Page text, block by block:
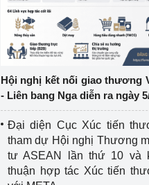
Hội nghị kết nối giao thương
- Liên bang Nga diễn ra ngày
Đại diện Cục Xúc tiến
tham dự Hội nghị Thương
tư ASEAN lần thứ 10 và
thuận hợp tác Xúc tiến